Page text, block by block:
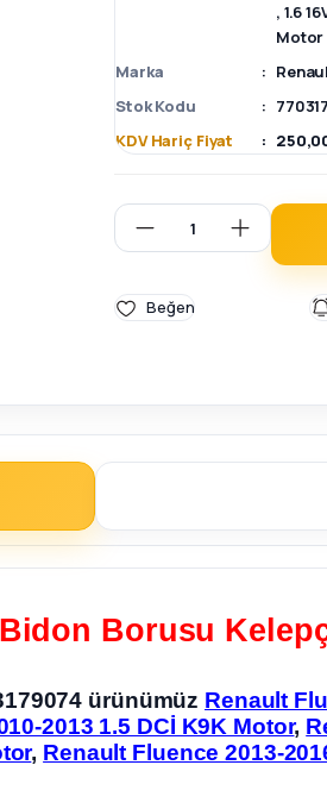
, 1.6
Motor
Marka
Stok Kodu
KDV Hariç Fiyat
Borusu
ürünümüz Renault
2013 1.5 DCİ K9K Motor,
, Renault Fluence 2013-